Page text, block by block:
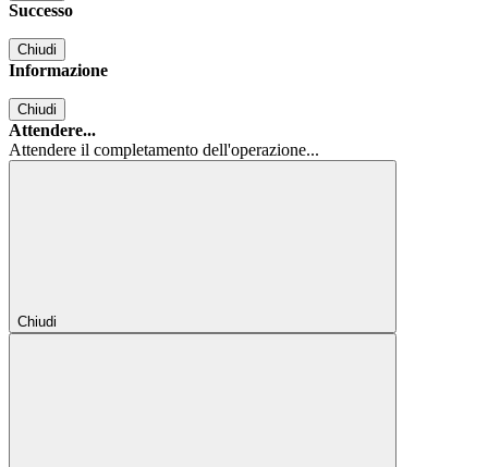
Successo
Chiudi
Informazione
Chiudi
Attendere...
Attendere il completamento dell'operazione...
Chiudi